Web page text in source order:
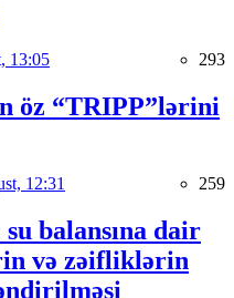
13:05 293
öz “TRIPP”lərini
12:31 259
balansına dair
və zəifliklərin